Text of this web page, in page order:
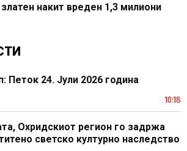
накит вреден 1,3 милиони
Петок 24. Јули 2026 година
10:18
Охридскиот регион го задржа
светско културно наследство